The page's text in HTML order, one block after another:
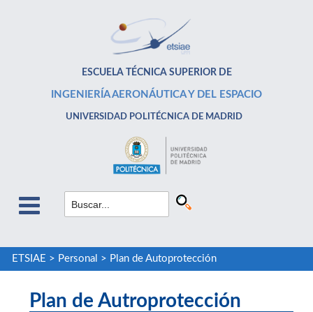
ESCUELA TÉCNICA SUPERIOR DE
INGENIERÍA AERONÁUTICA Y DEL ESPACIO
UNIVERSIDAD POLITÉCNICA DE MADRID
ETSIAE > Personal > Plan de Autoprotección
Plan de Autroprotección